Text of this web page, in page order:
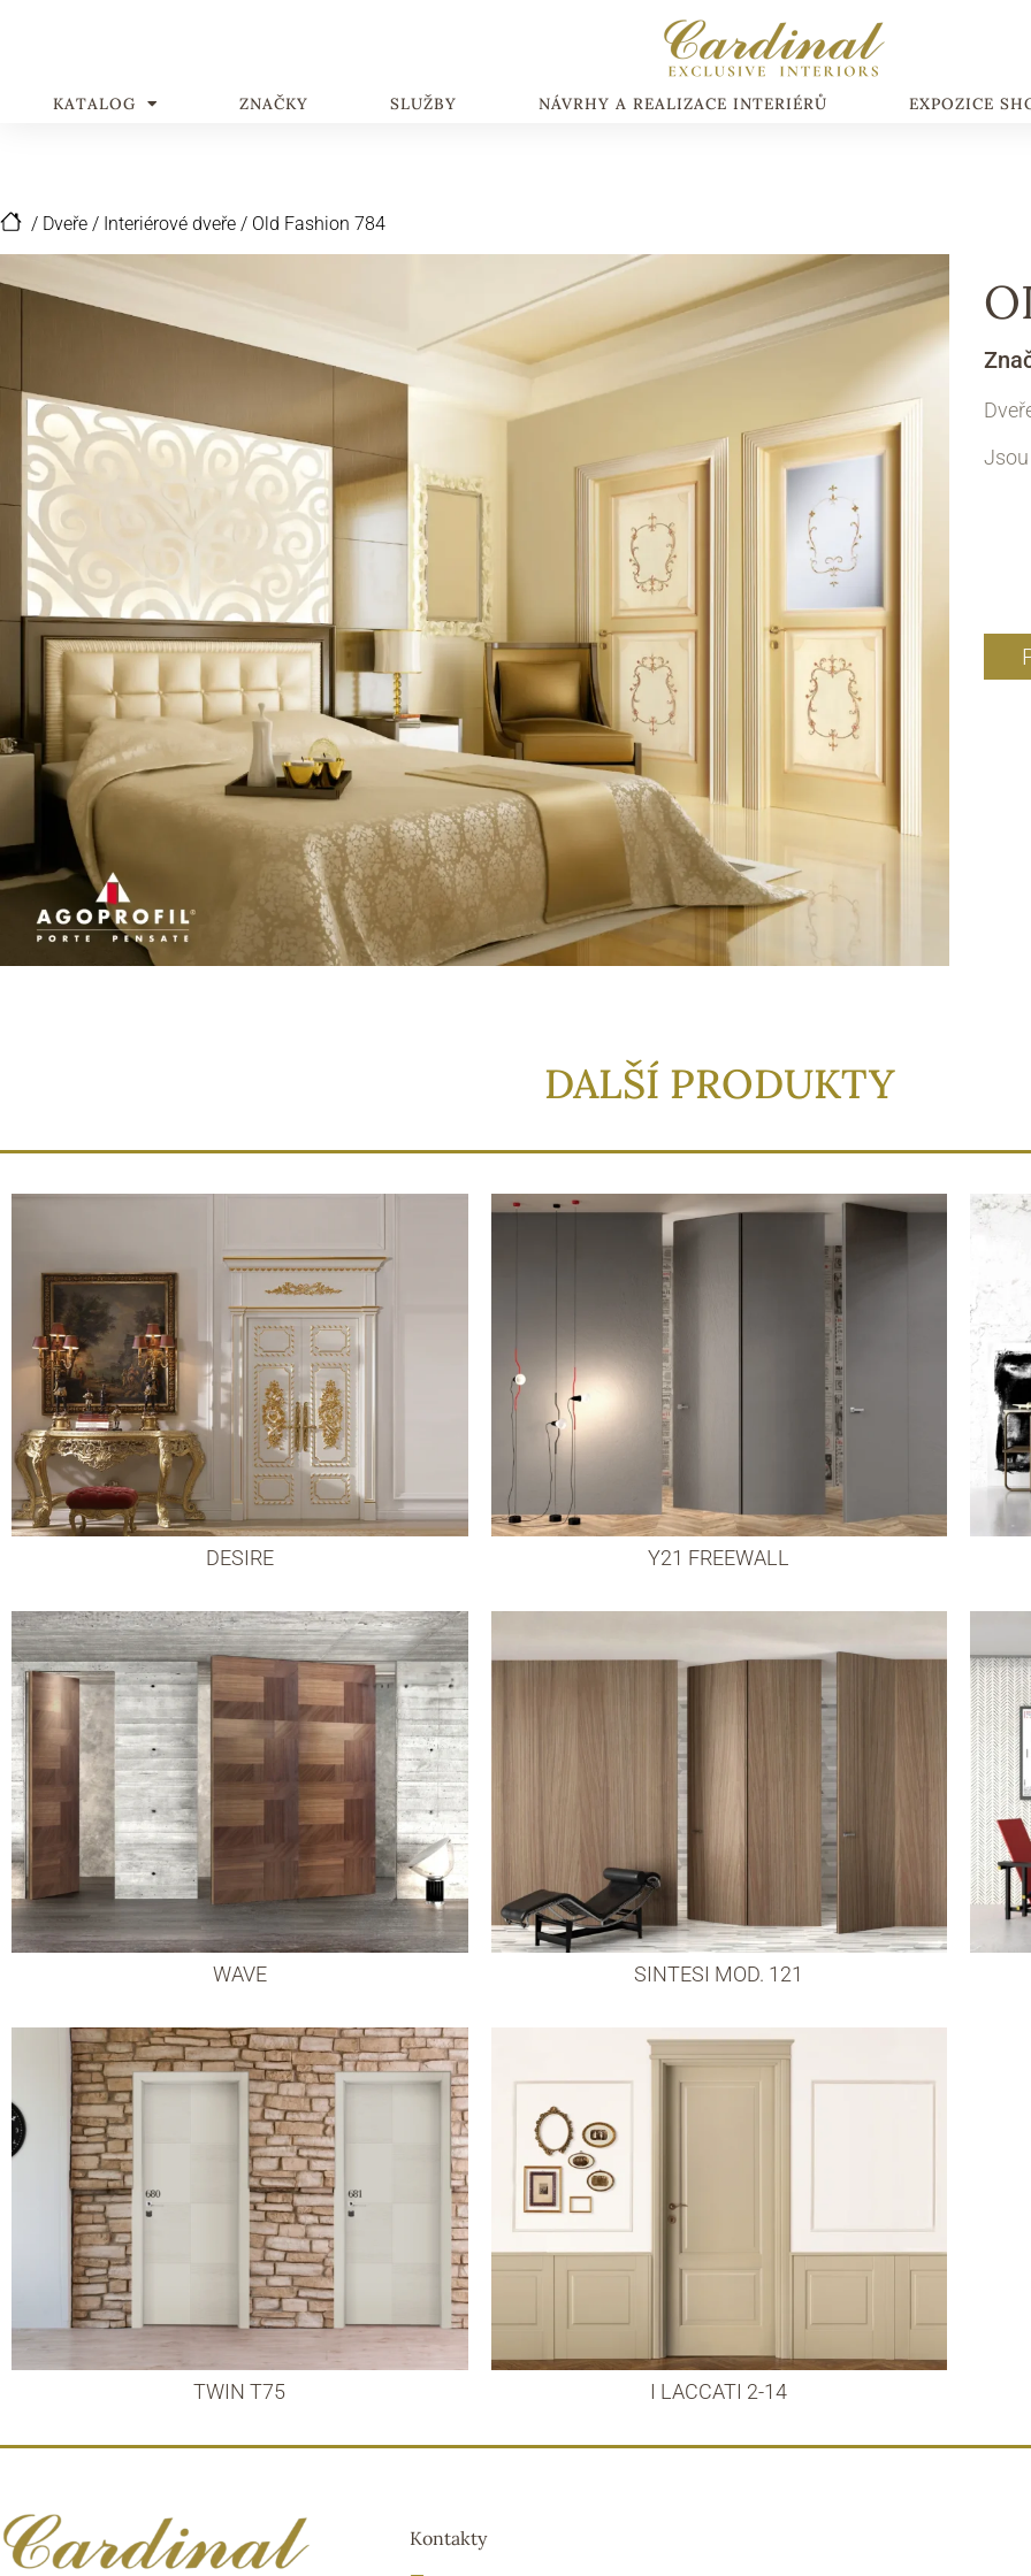
KATALOG ZNAČKY SLUŽBY NÁVRHY A REALIZACE INTERIÉRŮ EXPOZICE
/ Dveře / Interiérové dveře / Old Fashion 784
DALŠÍ PRODUKTY
DESIRE Y21 FREEWALL
WAVE SINTESI MOD. 121
TWIN T75 I LACCATI 2-14
Kontakty